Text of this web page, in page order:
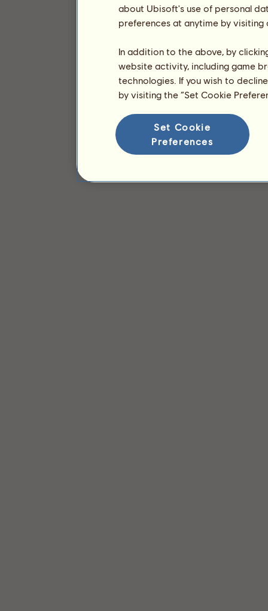
about Ubisoft's use of personal
preferences at anytime by
In addition to the above, by
website activity, including game
technologies. If you wish to
by visiting the “Set Cookie
Set Cookie
Preferences